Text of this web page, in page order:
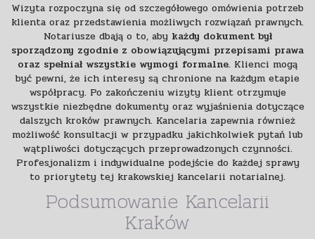
Wizyta rozpoczyna się od szczegółowego omówienia potrzeb
klienta oraz przedstawienia możliwych rozwiązań prawnych.
Notariusze dbają o to, aby każdy dokument był
sporządzony zgodnie z obowiązującymi przepisami prawa
oraz spełniał wszystkie wymogi formalne. Klienci mogą
być pewni, że ich interesy są chronione na każdym etapie
współpracy. Po zakończeniu wizyty klient otrzymuje
wszystkie niezbędne dokumenty oraz wyjaśnienia dotyczące
dalszych kroków prawnych. Kancelaria zapewnia również
możliwość konsultacji w przypadku jakichkolwiek pytań lub
wątpliwości dotyczących przeprowadzonych czynności.
Profesjonalizm i indywidualne podejście do każdej sprawy
to priorytety tej krakowskiej kancelarii notarialnej.
Podsumowanie Kancelarii
Kraków